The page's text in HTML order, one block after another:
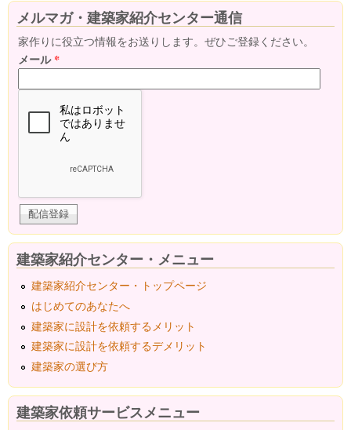
メルマガ・建築家紹介センター通信
家作りに役立つ情報をお送りします。ぜひご登録ください。
メール*
建築家紹介センター・メニュー
建築家紹介センター・トップページ
はじめてのあなたへ
建築家に設計を依頼するメリット
建築家に設計を依頼するデメリット
建築家の選び方
建築家依頼サービスメニュー